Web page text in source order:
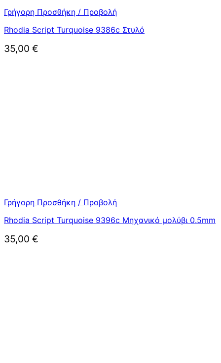
Γρήγορη Προσθήκη / Προβολή
Rhodia Script Turquoise 9386c Στυλό
35,00 €
Γρήγορη Προσθήκη / Προβολή
Rhodia Script Turquoise 9396c Μηχανικό μολύβι 0.5mm
35,00 €